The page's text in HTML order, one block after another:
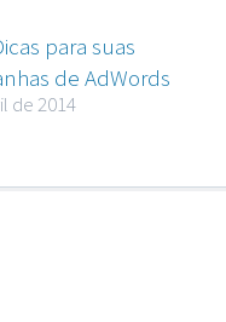
para suas
de AdWords
de 2014